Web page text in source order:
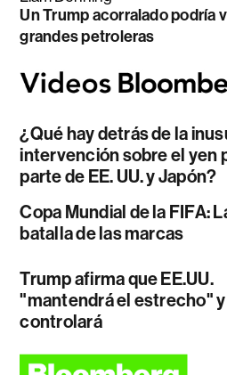
Un Trump acorralado podría
grandes petroleras
¿Qué hay detrás de la
intervención sobre el yen
parte de EE. UU. y Japón?
Copa Mundial de la FIFA:
batalla de las marcas
Trump afirma que EE.UU.
"mantendrá el estrecho"
controlará